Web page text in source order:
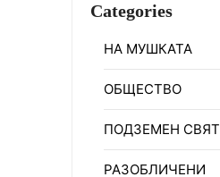
Categories
НА МУШКАТА
ОБЩЕСТВО
ПОДЗЕМЕН СВЯТ
РАЗОБЛИЧЕНИ